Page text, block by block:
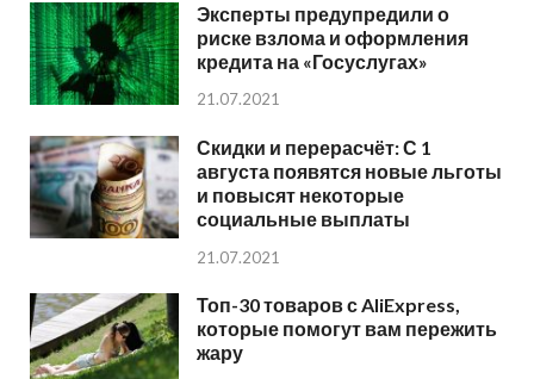
Эксперты предупредили о
риске взлома и оформления
кредита на «Госуслугах»
21.07.2021
Скидки и перерасчёт: С 1
августа появятся новые льготы
и повысят некоторые
социальные выплаты
21.07.2021
Топ-30 товаров с AliExpress,
которые помогут вам пережить
жару